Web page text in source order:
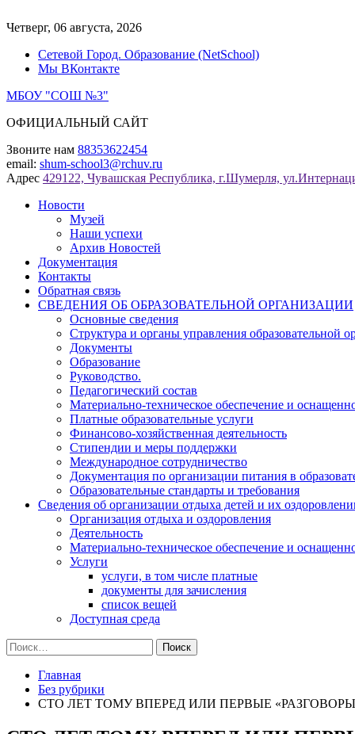
к
Четверг, 06 августа, 2026
Сетевой Город. Образование (NetSchool)
Мы ВКонтакте
МБОУ "СОШ №3"
ОФИЦИАЛЬНЫЙ САЙТ
Звоните нам 88353622454
email: shum-school3@rchuv.ru
Адрес 429122, Чувашская Республика, г.Шумерля,
Новости
Музей
Наши успехи
Архив Новостей
Документация
Контакты
Обратная связь
СВЕДЕНИЯ ОБ ОБРАЗОВАТЕЛЬНОЙ ОРГАНИЗАЦИИ
Основные сведения
Структура и органы управления образовательной
Документы
Образование
Руководство.
Педагогический состав
Материально-техническое обеспечение и
Платные образовательные услуги
Финансово-хозяйственная деятельность
Стипендии и меры поддержки
Международное сотрудничество
Документация по организации питания в
Образовательные стандарты и требования
Сведения об организации отдыха детей и их
Организация отдыха и оздоровления
Деятельность
Материально-техническое обеспечение и
Услуги
услуги, в том числе платные
документы для зачисления
список вещей
Доступная среда
Найти:
Главная
Без рубрики
СТО ЛЕТ ТОМУ ВПЕРЕД ИЛИ ПЕРВЫЕ